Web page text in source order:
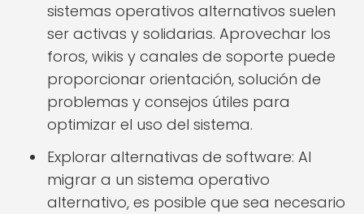
sistemas operativos alternativos suelen
ser activas y solidarias. Aprovechar los
foros, wikis y canales de soporte puede
proporcionar orientación, solución de
problemas y consejos útiles para
optimizar el uso del sistema.
Explorar alternativas de software: Al
migrar a un sistema operativo
alternativo, es posible que sea necesario